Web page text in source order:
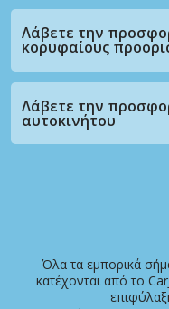
Λάβετε την
κορυφαίους
Λάβετε την
αυτοκινήτου
Όλα τα εμπορικά
κατέχονται από το